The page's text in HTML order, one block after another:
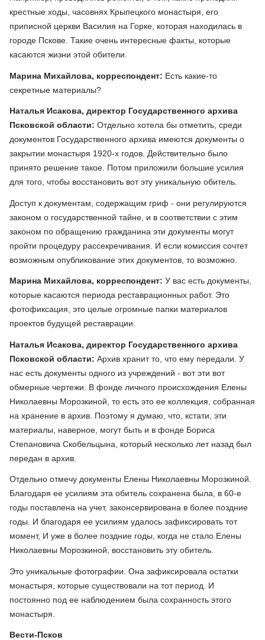
крестные ходы, часовнях Крыпецкого монастыря, его
приписной церкви Василия на Горке, которая находилась в
городе Пскове. Такие очень интересные факты, которые
касаются жизни этой обители.
Марина Михайлова, корреспондент: Есть какие-то
секретные материалы?
Наталья Исакова, директор Государственного архива
Псковской области: Отдельно хотела бы отметить, среди
документов Государственного архива имеются документы о
закрытии монастыря 1920-х годов. Действительно было
принято решение такое. Потом приложили большие усилия
для того, чтобы восстановить вот эту уникальную обитель.
Доступ к документам, содержащим гриф - они регулируются
законом о государственной тайне, и в соответствии с этим
законом по обращению гражданина эти документы могут
пройти процедуру рассекречивания. И если комиссия сочтет
возможным опубликование этих документов, то возможно.
Марина Михайлова, корреспондент: У вас есть документы,
которые касаются периода реставрационных работ. Это
фотофиксация, это целые огромные папки материалов
проектов будущей реставрации.
Наталья Исакова, директор Государственного архива
Псковской области: Архив хранит то, что ему передали. У
нас есть документы одного из учреждений - вот эти вот
обмерные чертежи. В фонде личного происхождения Елены
Николаевны Морозкиной, то есть это ее коллекция, собранная
на хранение в архив. Поэтому я думаю, что, кстати, эти
материалы, наверное, могут быть и в фонде Бориса
Степановича Скобельцына, который несколько лет назад был
передан в архив.
Отдельно отмечу документы Елены Николаевны Морозкиной.
Благодаря ее усилиям эта обитель сохранена была, в 60-е
годы поставлена на учет, законсервирована в более поздние
годы. И благодаря ее усилиям удалось зафиксировать тот
момент, И уже в более поздние годы, когда не стало Елены
Николаевны Морозкиной, восстановить эту обитель.
Это уникальные фотографии. Она зафиксировала остатки
монастыря, которые существовали на тот период. И
постоянно под ее наблюдением была сохранность этого
монастыря.
Вести-Псков